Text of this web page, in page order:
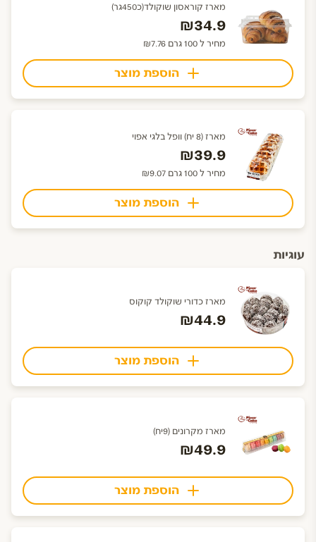
מארז קוראסון שוקולד(כ450גר)
₪34.9
מחיר ל 100 גרם ₪7.76
הוספת מוצר
מארז (8 יח) וופל בלגי אפוי
₪39.9
מחיר ל 100 גרם ₪9.07
הוספת מוצר
עוגיות
מארז כדורי שוקולד קוקוס
₪44.9
הוספת מוצר
מארז מקרונים (9יח)
₪49.9
הוספת מוצר